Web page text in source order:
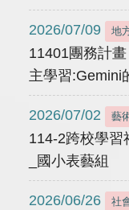
2026/07/09 地
11401團務計
主學習:Gemini
2026/07/02 藝
114-2跨校學習
_國小表藝組
2026/06/26 社